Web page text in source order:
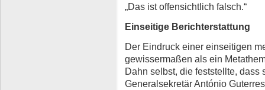
„Das ist offensichtlich falsch.“
Einseitige Berichterstattung
Der Eindruck einer einseitigen
gewissermaßen als ein
Dahn selbst, die feststellte, dass
Generalsekretär António